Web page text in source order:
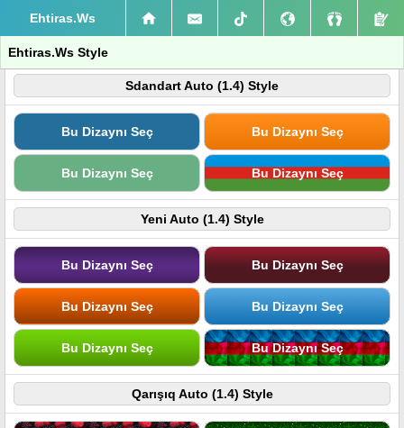
Ehtiras.Ws
Ehtiras.Ws Style
Sdandart Auto (1.4) Style
Bu Dizaynı Seç Bu Dizaynı Seç
Bu Dizaynı Seç Bu Dizaynı Seç
Yeni Auto (1.4) Style
Bu Dizaynı Seç Bu Dizaynı Seç
Bu Dizaynı Seç Bu Dizaynı Seç
Bu Dizaynı Seç Bu Dizaynı Seç
Qarışıq Auto (1.4) Style